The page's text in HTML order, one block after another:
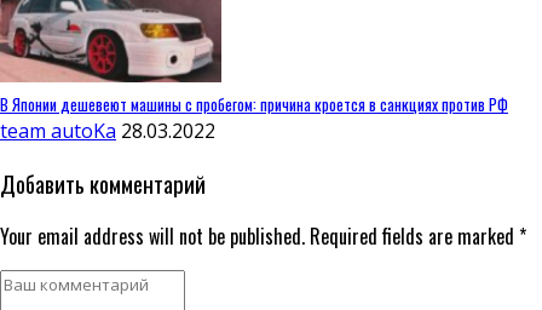
В Японии дешевеют машины с пробегом: причина кроется в санкциях против РФ
team autoKa 28.03.2022
Добавить комментарий
Your email address will not be published. Required fields are marked *